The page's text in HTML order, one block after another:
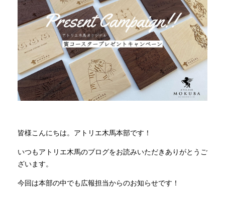
商品情報
直営店
イベント
新入荷情報
皆様こんにちは。アトリエ木馬本部です！
いつもアトリエ木馬のブログをお読みいただきありがとうご
ざいます。
今回は本部の中でも広報担当からのお知らせです！